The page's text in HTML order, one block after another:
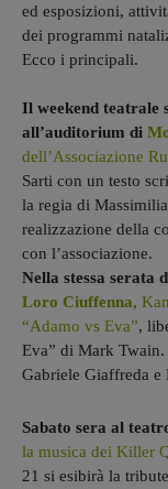
ed esposizioni,
dei programmi
Ecco i principali.
Il weekend teatrale
all’auditorium di
dell’Associazione
Sarti con un testo
la regia di
realizzazione della
con l’associazione.
Nella stessa serata
Loro Ciuffenna,
“Adamo vs Eva”,
Eva” di Mark
Gabriele Giaffreda e
Sabato sera al
la musica dei Killer
21 si esibirà la